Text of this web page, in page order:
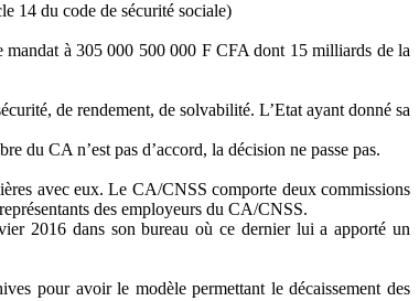
14 du code de sécurité sociale)
mandat à 305 000 500 000 F CFA dont 15 milliards de la
de rendement, de solvabilité. L’Etat ayant donné sa
du CA n’est pas d’accord, la décision ne passe pas.
avec eux. Le CA/CNSS comporte deux commissions
des employeurs du CA/CNSS.
2016 dans son bureau où ce dernier lui a apporté un
pour avoir le modèle permettant le décaissement des